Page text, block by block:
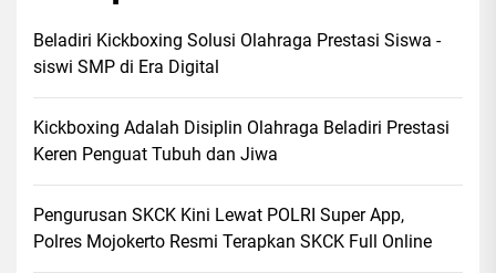
Beladiri Kickboxing Solusi Olahraga Prestasi Siswa -
siswi SMP di Era Digital
Kickboxing Adalah Disiplin Olahraga Beladiri Prestasi
Keren Penguat Tubuh dan Jiwa
Pengurusan SKCK Kini Lewat POLRI Super App,
Polres Mojokerto Resmi Terapkan SKCK Full Online